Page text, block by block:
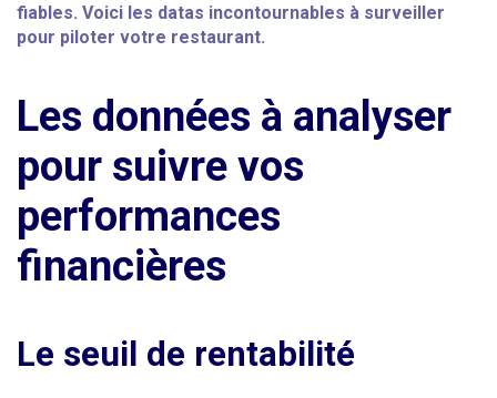
fiables. Voici les datas incontournables à surveiller
pour piloter votre restaurant.
Les données à analyser
pour suivre vos
performances
financières
Le seuil de rentabilité